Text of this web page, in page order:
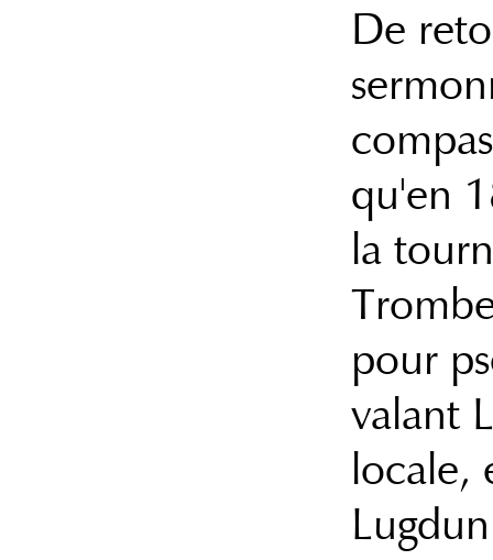
De
qu'en
la
pour
valant
locale,